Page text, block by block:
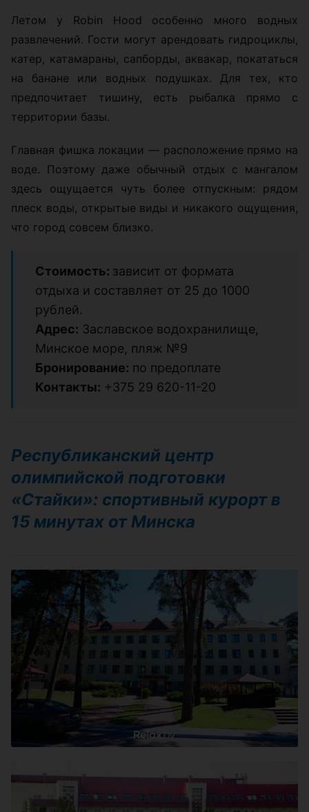
Летом у Robin Hood особенно много водных
развлечений. Гости могут арендовать гидроциклы,
катер, катамараны, сапборды, аквакар, покататься
на банане или водных подушках. Для тех, кто
предпочитает тишину, есть рыбалка прямо с
территории базы.
Главная фишка локации — расположение прямо на
воде. Поэтому даже обычный отдых с мангалом
здесь ощущается чуть более отпускным: рядом
плеск воды, открытые виды и никакого ощущения,
что город совсем близко.
Стоимость: зависит от формата
отдыха и составляет от 25 до 1000
рублей.
Адрес: Заславское водохранилище,
Минское море, пляж №9
Бронирование: по предоплате
Контакты: +375 29 620-11-20
Республиканский центр
олимпийской подготовки
«Стайки»: спортивный курорт в
15 минутах от Минска